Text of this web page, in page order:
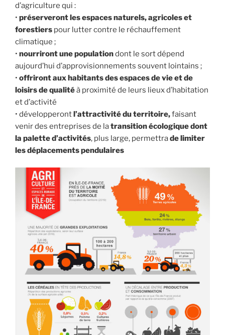
d’agriculture qui :
• préserveront les espaces naturels, agricoles et
forestiers pour lutter contre le réchauffement
climatique ;
• nourriront une populationdont le sort dépend
aujourd’hui d’approvisionnements souvent lointains ;
• offriront aux habitants des espaces de vie et de
loisirs de qualitéà proximité de leurs lieux d’habitation
et d’activité
• développerontl’attractivité du territoire,faisant
venir des entreprises de latransition écologique dont
la palette d’activités, plus large, permettrade limiter
les déplacements pendulaires